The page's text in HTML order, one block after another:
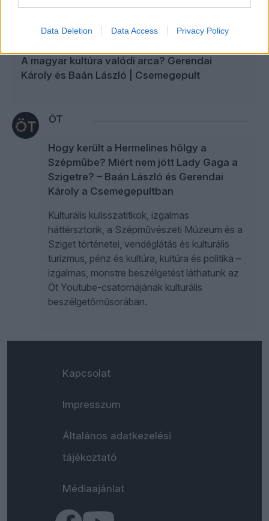
Data Deletion Data Access Privacy Policy
„kizsarolásáról” – Bóka János a Ringben
A magyar kultúra valódi arca? Gerendai
Károly és Baán László | Csemegepult
ÖT
Hogy került a Hermelines hölgy a
Szépműbe? Miért nem jött Lady Gaga a
Szigetre? – Baán László és Gerendai
Károly a Csemegepultban
Kulturális kulisszatitkok, izgalmas
háttérsztorik, a Szépművészeti Múzeum és a
Sziget történetei, vendéglátás és kulturális
turizmus, pénz és kultúra, kultúra és politika –
izgalmas, monstre beszélgetést láthatunk az
Öt Youtube-csatornájának kulturális
beszélgetőműsorában.
Kapcsolat
Impresszum
Általános adatkezelési
tájékoztató
Médiaajánlat